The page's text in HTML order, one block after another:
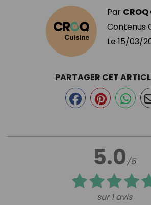
Par
Contenus
Le 15/03/
5.0/5
sur 1 avis
PARTAGER CET